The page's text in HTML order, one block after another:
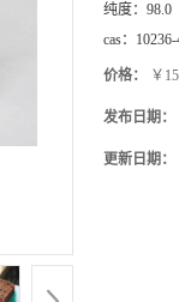
纯度： 98.0
cas：
价格： ￥
发布日期：
更新日期：